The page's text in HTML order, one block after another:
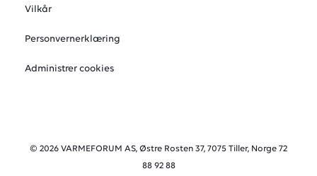
Vilkår
Personvernerklæring
Administrer cookies
© 2026 VARMEFORUM AS, Østre Rosten 37, 7075 Tiller, Norge 72
88 92 88